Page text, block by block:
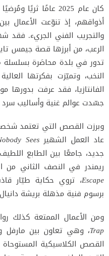
كان عام 2025 عامًا
أذواقهم، إذ تنوّعت الأعمال بين
والتجريب الفني الجريء. فقد
الرعب، من أبرزها قصة جيمس
تدور في بلدة محاصَرة بسلسلة
النخب، وتميّزت بفكرتها
الفانتازيا، فقد عرفت بدورها
جسّدت عوالم غنية وأساليب سرد
وبرزت القصص التي تعتمد
عاد العمل الشهيرSees
جديد، جامعًا بين الطابع
ريمندر في النصف الثاني من
Escape، تروي حكاية طيّار
برسوم فنية مذهلة بريشة دانيال
ومن الأعمال الممتعة كذلك
Trap
القصص الكلاسيكية